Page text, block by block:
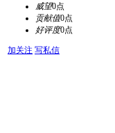
威望0点
贡献值0点
好评度0点
加关注 写私信